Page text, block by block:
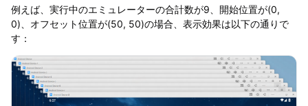
例えば、実行中のエミュレーターの合計数が9、開始位置が(0,
0)、オフセット位置が(50, 50)の場合、表示効果は以下の通りで
す：